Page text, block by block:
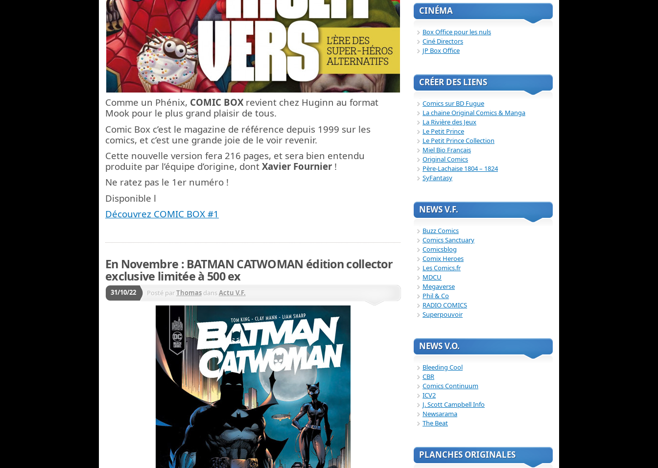
Comme un Phénix, COMIC BOXrevient chez Huginn au format
Mook pour le plus grand plaisir de tous.
Comic Box c’est le magazine de référence depuis 1999 sur les
comics, et c’est une grande joie de le voir revenir.
Cette nouvelle version fera 216 pages, et sera bien entendu
produite par l’équipe d’origine, dont Xavier Fournier !
Ne ratez pas le 1er numéro !
Disponible l
Découvrez COMIC BOX #1
En Novembre : BATMAN CATWOMAN édition collector
exclusive limitée à 500 ex
31/10/22 Posté parThomas dansActu V.F.
CINÉMA
Box Office pour les nuls
Ciné Directors
JP Box Office
CRÉER DES LIENS
Comics sur BD Fugue
La chaine Original Comics & Manga
La Rivière des Jeux
Le Petit Prince
Le Petit Prince Collection
Miel Bio Français
Original Comics
Père-Lachaise 1804 – 1824
SyFantasy
NEWS V.F.
Buzz Comics
Comics Sanctuary
Comicsblog
Comix Heroes
Les Comics.fr
MDCU
Megaverse
Phil & Co
RADIO COMICS
Superpouvoir
NEWS V.O.
Bleeding Cool
CBR
Comics Continuum
ICV2
J. Scott Campbell Info
Newsarama
The Beat
PLANCHES ORIGINALES